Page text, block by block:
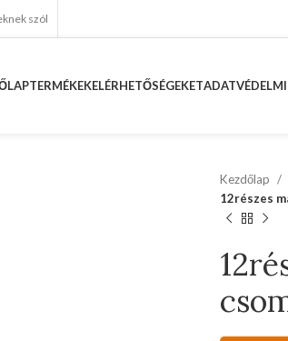
szól
TERMÉKEKELÉRHETŐSÉGEKET
Kezdőlap
12részes